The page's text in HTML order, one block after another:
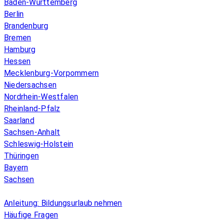
Baden-Württemberg
Berlin
Brandenburg
Bremen
Hamburg
Hessen
Mecklenburg-Vorpommern
Niedersachsen
Nordrhein-Westfalen
Rheinland-Pfalz
Saarland
Sachsen-Anhalt
Schleswig-Holstein
Thüringen
Bayern
Sachsen
Anleitung: Bildungsurlaub nehmen
Häufige Fragen